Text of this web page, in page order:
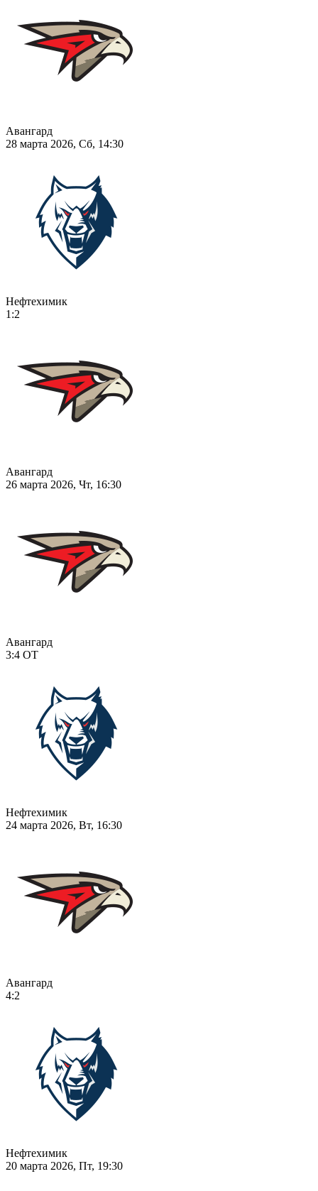
Авангард
28 марта 2026, Сб, 14:30
Нефтехимик
1:2
Авангард
26 марта 2026, Чт, 16:30
Авангард
3:4 ОТ
Нефтехимик
24 марта 2026, Вт, 16:30
Авангард
4:2
Нефтехимик
20 марта 2026, Пт, 19:30